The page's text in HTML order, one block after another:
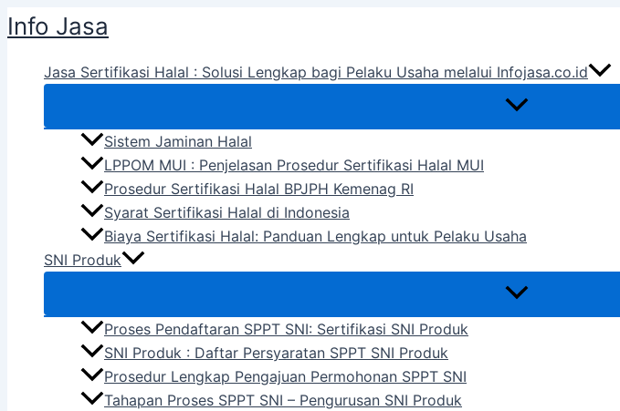
Skip
to
content
Info Jasa
Jasa Sertifikasi Halal : Solusi Lengkap bagi Pelaku Usaha melalui Infojasa.co.id
Sistem Jaminan Halal
LPPOM MUI : Penjelasan Prosedur Sertifikasi Halal MUI
Prosedur Sertifikasi Halal BPJPH Kemenag RI
Syarat Sertifikasi Halal di Indonesia
Biaya Sertifikasi Halal: Panduan Lengkap untuk Pelaku Usaha
SNI Produk
Proses Pendaftaran SPPT SNI: Sertifikasi SNI Produk
SNI Produk : Daftar Persyaratan SPPT SNI Produk
Prosedur Lengkap Pengajuan Permohonan SPPT SNI
Tahapan Proses SPPT SNI – Pengurusan SNI Produk